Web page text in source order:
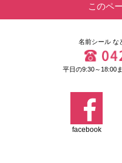
このペ
名前シール な
平日の9:30～18:00
facebook